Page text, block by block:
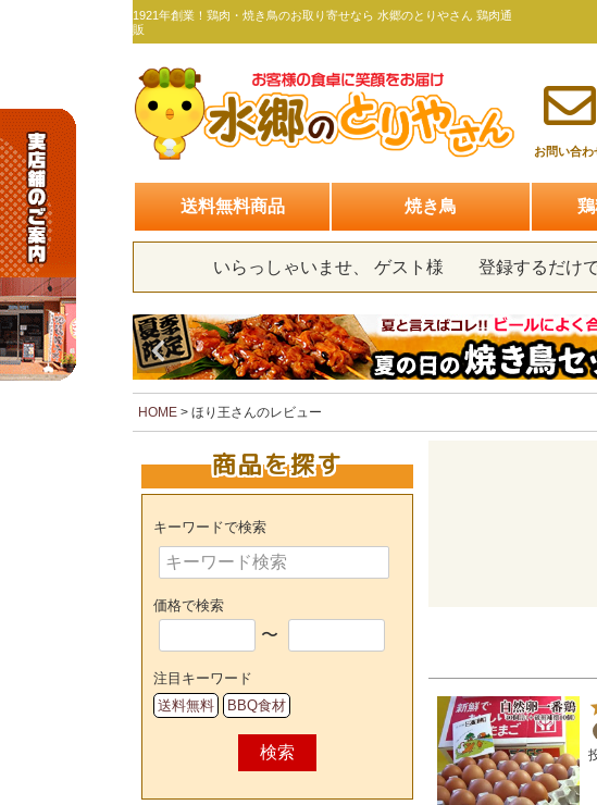
1921年創業！鶏肉・焼き鳥のお取り寄せなら 水郷のとりやさん 鶏肉通
販
お問い合わ
送料無料商品 焼き鳥
いらっしゃいませ、 ゲスト様 登録するだけ
HOME ほり王さんのレビュー
商品を探す
キーワードで検索
価格で検索
〜
注目キーワード
送料無料
BBQ食材
検索